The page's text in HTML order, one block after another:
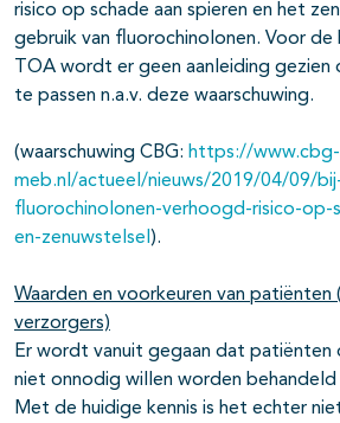
risico op schade aan spieren en het
gebruik van fluorochinolonen. Voor de
TOA wordt er geen aanleiding gezien
te passen n.a.v. deze waarschuwing.
(waarschuwing CBG: https://www.cbg-
meb.nl/actueel/nieuws/2019/04/09/
fluorochinolonen-verhoogd-risico-op-
en-zenuwstelsel ).
Waarden en voorkeuren van patiënten
verzorgers)
Er wordt vanuit gegaan dat patiënten
niet onnodig willen worden behandeld
Met de huidige kennis is het echter